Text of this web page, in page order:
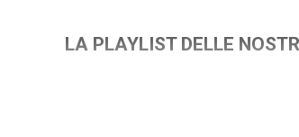
LA PLAYLIST DELLE